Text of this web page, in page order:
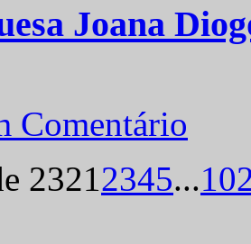
Joana
Comentário
23212345...10